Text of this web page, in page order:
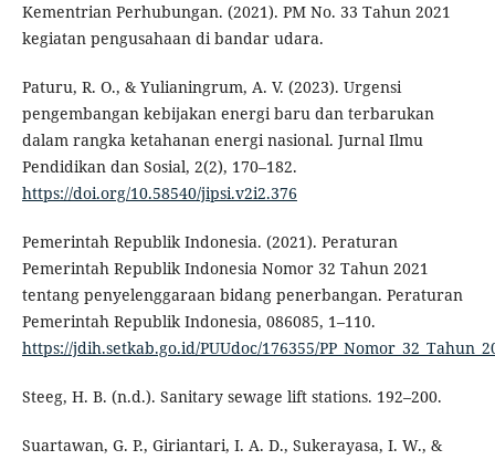
Kementrian Perhubungan. (2021). PM No. 33 Tahun 2021
kegiatan pengusahaan di bandar udara.
Paturu, R. O., & Yulianingrum, A. V. (2023). Urgensi
pengembangan kebijakan energi baru dan terbarukan
dalam rangka ketahanan energi nasional. Jurnal Ilmu
Pendidikan dan Sosial, 2(2), 170–182.
https://doi.org/10.58540/jipsi.v2i2.376
Pemerintah Republik Indonesia. (2021). Peraturan
Pemerintah Republik Indonesia Nomor 32 Tahun 2021
tentang penyelenggaraan bidang penerbangan. Peraturan
Pemerintah Republik Indonesia, 086085, 1–110.
https://jdih.setkab.go.id/PUUdoc/176355/
Steeg, H. B. (n.d.). Sanitary sewage lift stations. 192–200.
Suartawan, G. P., Giriantari, I. A. D., Sukerayasa, I. W., &